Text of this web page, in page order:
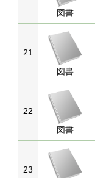
図書
21
図書
22
図書
23